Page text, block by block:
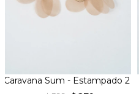
Caravana Sum - Estampado 2